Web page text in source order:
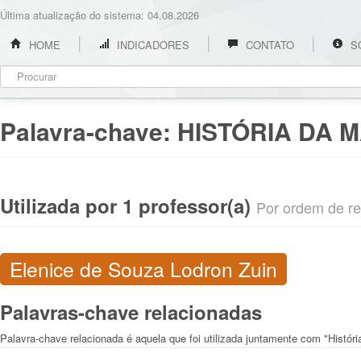
Última atualização do sistema: 04.08.2026
HOME
INDICADORES CONTATO
Palavra-chave: HISTÓRIA DA
Utilizada por 1 professor(a) Por ordem de
Elenice de Souza Lodron Zuin
Palavras-chave relacionadas
Palavra-chave relacionada é aquela que foi utilizada juntamente com